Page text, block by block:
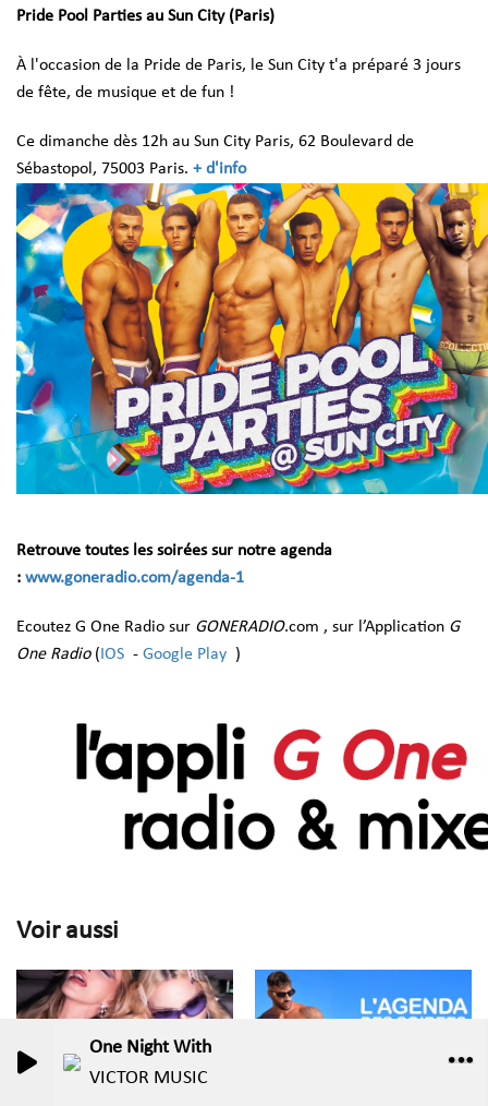
One Night With
VICTOR MUSIC
0
Pride Pool Parties au Sun City (Paris)
À l'occasion de la Pride de Paris, le Sun City t'a préparé 3 jours
de fête, de musique et de fun !
Ce dimanche dès 12h au Sun City Paris, 62 Boulevard de
Sébastopol, 75003 Paris. + d'info
Retrouve toutes les soirées sur notre agenda
: www.goneradio.com/agenda-1
Ecoutez G One Radio sur GONERADIO.com , sur l’Application G
One Radio ( IOS - Google Play )
Voir aussi